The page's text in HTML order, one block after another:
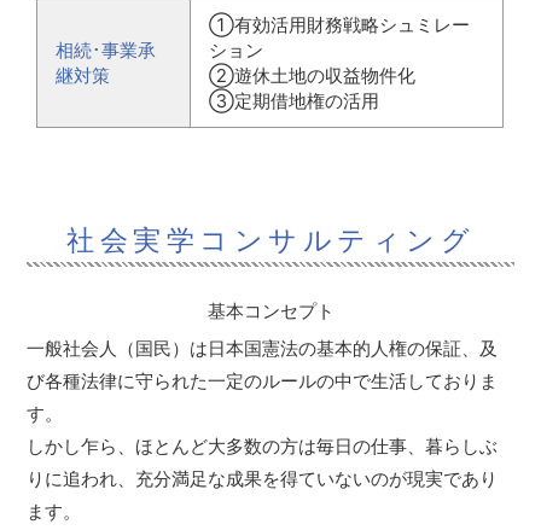
相続･事業承
継対策
①有効活用財務戦略シュミレー
ション
②遊休土地の収益物件化
③定期借地権の活用
社会実学コンサルティング
基本コンセプト
一般社会人（国民）は日本国憲法の基本的人権の保証、及
び各種法律に守られた一定のルールの中で生活しておりま
す。
しかし乍ら、ほとんど大多数の方は毎日の仕事、暮らしぶ
りに追われ、充分満足な成果を得ていないのが現実であり
ます。